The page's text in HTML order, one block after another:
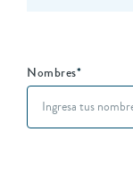
Nombres*